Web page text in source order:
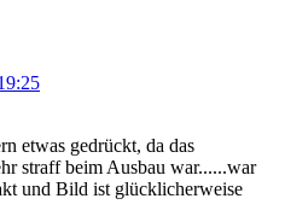
etwas gedrückt, da das
straff beim Ausbau war......war
und Bild ist glücklicherweise